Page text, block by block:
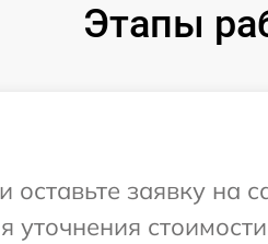
Этапы
заявку на
уточнения